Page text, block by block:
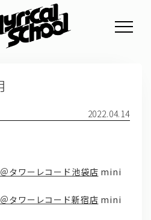
2022.04.14
タワーレコード池袋店 mini
タワーレコード新宿店 mini
GOODS